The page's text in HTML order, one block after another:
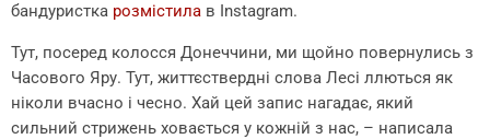
бандуристка розмістила в Instagram.
Тут, посеред колосся Донеччини, ми щойно повернулись з
Часового Яру. Тут, життєствердні слова Лесі ллються як
ніколи вчасно і чесно. Хай цей запис нагадає, який
сильний стрижень ховається у кожній з нас, – написала